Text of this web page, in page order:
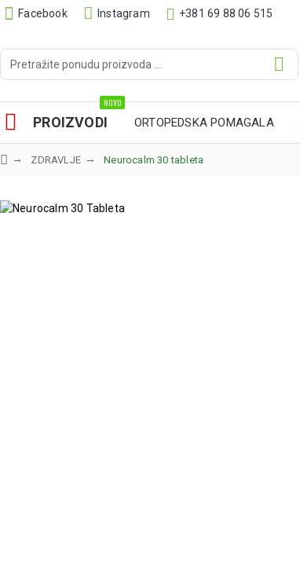
Facebook Instagram +381 69 88 06 515
PROIZVODI
NOVO
ORTOPEDSKA POMAGALA
ZDRAVLJE Neurocalm 30 tableta